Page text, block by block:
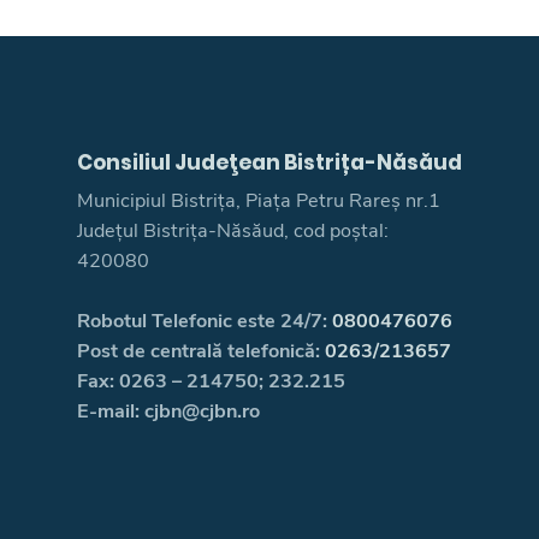
Consiliul Judeţean Bistrița-Năsăud
Municipiul Bistrița, Piața Petru Rareș nr.1
Județul Bistrița-Năsăud, cod poștal:
420080
Robotul Telefonic este 24/7: 0800476076
Post de centrală telefonică: 0263/213657
Fax: 0263 – 214750; 232.215
E-mail: cjbn@cjbn.ro